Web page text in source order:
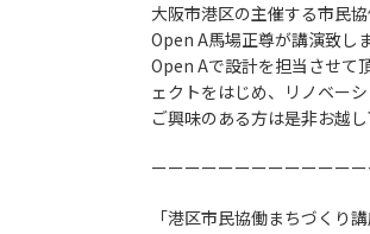
大阪市港区の主催する市民
Open A馬場正尊が講演致しま
Open Aで設計を担当させて
ェクトをはじめ、リノベー
ご興味のある方は是非お越し
ーーーーーーーーーーーー
「港区市民協働まちづくり